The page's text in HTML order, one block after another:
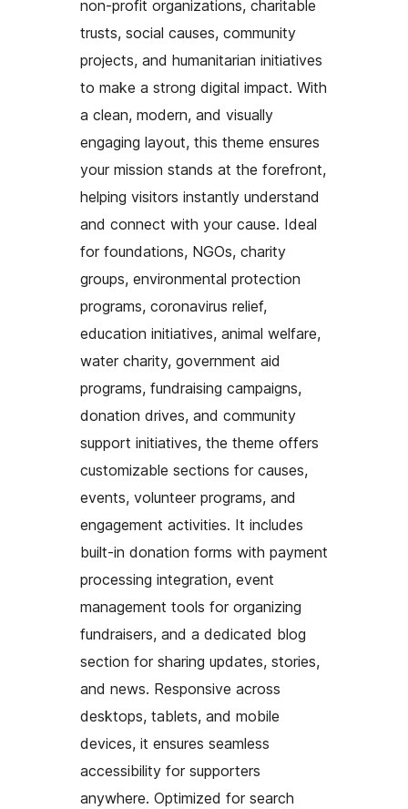
non-profit organizations, charitable
trusts, social causes, community
projects, and humanitarian initiatives
to make a strong digital impact. With
a clean, modern, and visually
engaging layout, this theme ensures
your mission stands at the forefront,
helping visitors instantly understand
and connect with your cause. Ideal
for foundations, NGOs, charity
groups, environmental protection
programs, coronavirus relief,
education initiatives, animal welfare,
water charity, government aid
programs, fundraising campaigns,
donation drives, and community
support initiatives, the theme offers
customizable sections for causes,
events, volunteer programs, and
engagement activities. It includes
built-in donation forms with payment
processing integration, event
management tools for organizing
fundraisers, and a dedicated blog
section for sharing updates, stories,
and news. Responsive across
desktops, tablets, and mobile
devices, it ensures seamless
accessibility for supporters
anywhere. Optimized for search